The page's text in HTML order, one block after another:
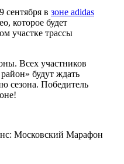
в зоне adidas
которое будет
участке трассы
Всех участников
будут ждать
сезона. Победитель
Московский Марафон